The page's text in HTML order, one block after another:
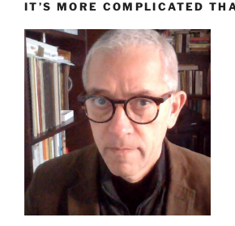
IT’S MORE COMPLICATED